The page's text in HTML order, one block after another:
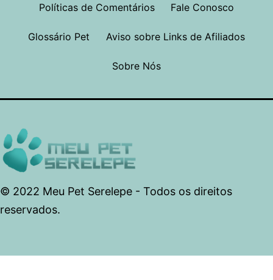
Políticas de Comentários Fale Conosco
Glossário Pet Aviso sobre Links de Afiliados
Sobre Nós
© 2022 Meu Pet Serelepe - Todos os direitos
reservados.